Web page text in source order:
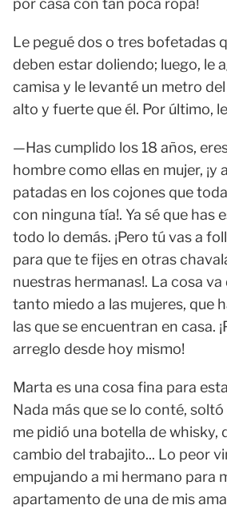
por casa con tan poca ropa!
Le pegué dos o tres bofetadas
deben estar doliendo; luego, le
camisa y le levanté un metro
alto y fuerte que él. Por último,
—Has cumplido los 18 años,
hombre como ellas en mujer, ¡y
patadas en los cojones que
con ninguna tía!. Ya sé que has
todo lo demás. ¡Pero tú vas a
para que te fijes en otras
nuestras hermanas!. La cosa va
tanto miedo a las mujeres, que
las que se encuentran en casa.
arreglo desde hoy mismo!
Marta es una cosa fina para
Nada más que se lo conté,
me pidió una botella de whisky,
cambio del trabajito... Lo peor
empujando a mi hermano para
apartamento de una de mis